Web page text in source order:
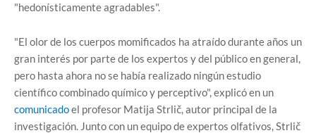
"hedonísticamente agradables".
"El olor de los cuerpos momificados ha atraído durante años un
gran interés por parte de los expertos y del público en general,
pero hasta ahora no se había realizado ningún estudio
científico combinado químico y perceptivo", explicó en un
comunicadoel profesor Matija Strlič, autor principal de la
investigación. Junto con un equipo de expertos olfativos, Strlič